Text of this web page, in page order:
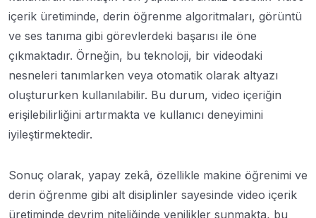
içerik üretiminde, derin öğrenme algoritmaları, görüntü
ve ses tanıma gibi görevlerdeki başarısı ile öne
çıkmaktadır. Örneğin, bu teknoloji, bir videodaki
nesneleri tanımlarken veya otomatik olarak altyazı
oluştururken kullanılabilir. Bu durum, video içeriğin
erişilebilirliğini artırmakta ve kullanıcı deneyimini
iyileştirmektedir.
Sonuç olarak, yapay zekâ, özellikle makine öğrenimi ve
derin öğrenme gibi alt disiplinler sayesinde video içerik
üretiminde devrim niteliğinde yenilikler sunmakta, bu